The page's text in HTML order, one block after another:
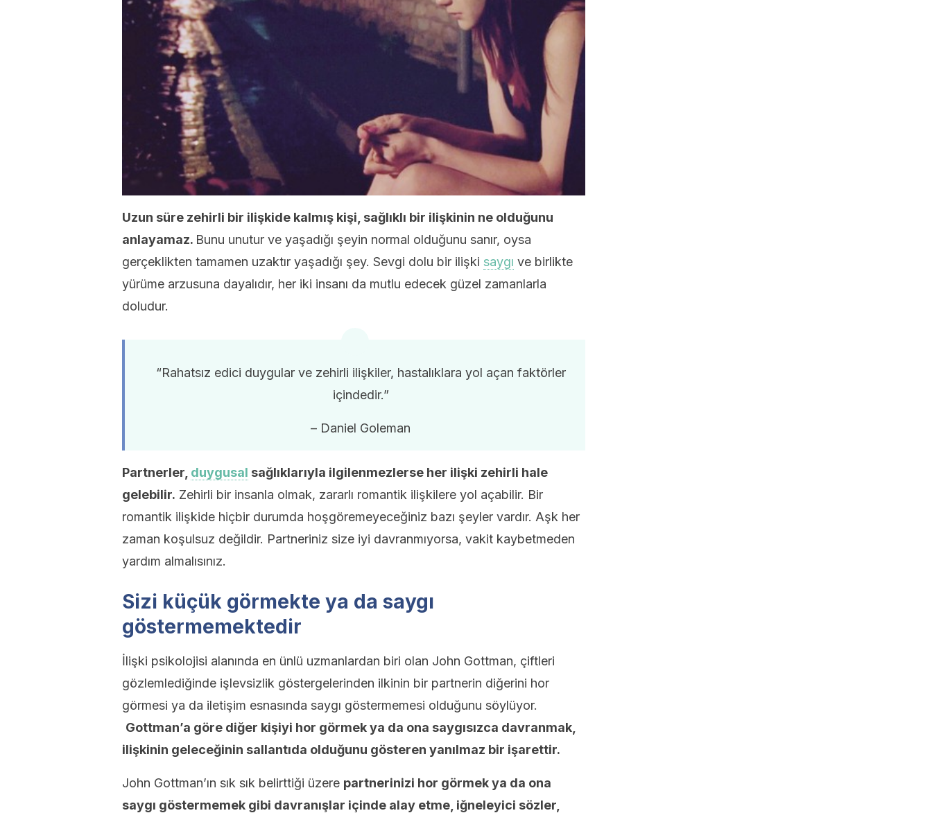
Uzun süre zehirli bir ilişkide kalmış kişi, sağlıklı bir ilişkinin ne olduğunu
anlayamaz. Bunu unutur ve yaşadığı şeyin normal olduğunu sanır, oysa
gerçeklikten tamamen uzaktır yaşadığı şey. Sevgi dolu bir ilişki saygı ve birlikte
yürüme arzusuna dayalıdır, her iki insanı da mutlu edecek güzel zamanlarla
doludur.
“Rahatsız edici duygular ve zehirli ilişkiler, hastalıklara yol açan faktörler
içindedir.”
– Daniel Goleman
Partnerler, duygusal sağlıklarıyla ilgilenmezlerse her ilişki zehirli hale
gelebilir. Zehirli bir insanla olmak, zararlı romantik ilişkilere yol açabilir. Bir
romantik ilişkide hiçbir durumda hoşgöremeyeceğiniz bazı şeyler vardır. Aşk her
zaman koşulsuz değildir. Partneriniz size iyi davranmıyorsa, vakit kaybetmeden
yardım almalısınız.
Sizi küçük görmekte ya da saygı
göstermemektedir
İlişki psikolojisi alanında en ünlü uzmanlardan biri olan John Gottman, çiftleri
gözlemlediğinde işlevsizlik göstergelerinden ilkinin bir partnerin diğerini hor
görmesi ya da iletişim esnasında saygı göstermemesi olduğunu söylüyor.
Gottman’a göre diğer kişiyi hor görmek ya da ona saygısızca davranmak,
ilişkinin geleceğinin sallantıda olduğunu gösteren yanılmaz bir işarettir.
John Gottman’ın sık sık belirttiği üzere partnerinizi hor görmek ya da ona
saygı göstermemek gibi davranışlar içinde alay etme, iğneleyici sözler,